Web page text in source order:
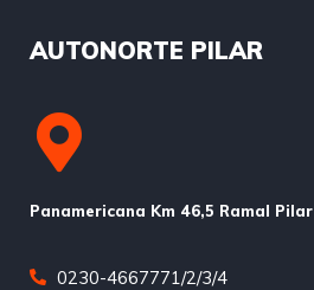
AUTONORTE PILAR
Panamericana Km 46,5 Ramal Pilar
0230-4667771/2/3/4